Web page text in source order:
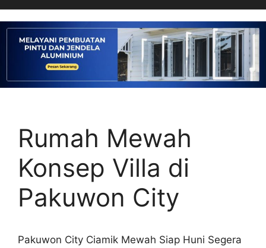
Rumah Mewah
Konsep Villa di
Pakuwon City
Pakuwon City Ciamik Mewah Siap Huni Segera